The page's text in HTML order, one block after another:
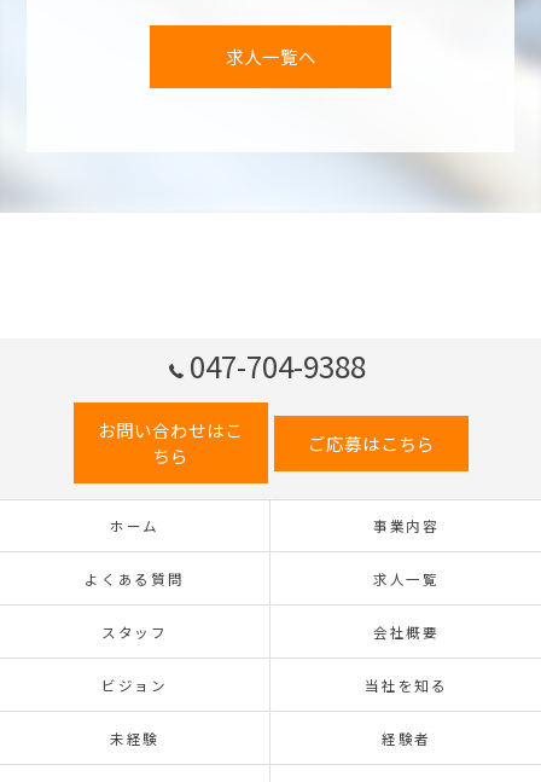
求人一覧へ
047-704-9388
お問い合わせはこ
ちら
ご応募はこちら
ホーム 事業内容
よくある質問 求人一覧
スタッフ 会社概要
ビジョン 当社を知る
未経験 経験者